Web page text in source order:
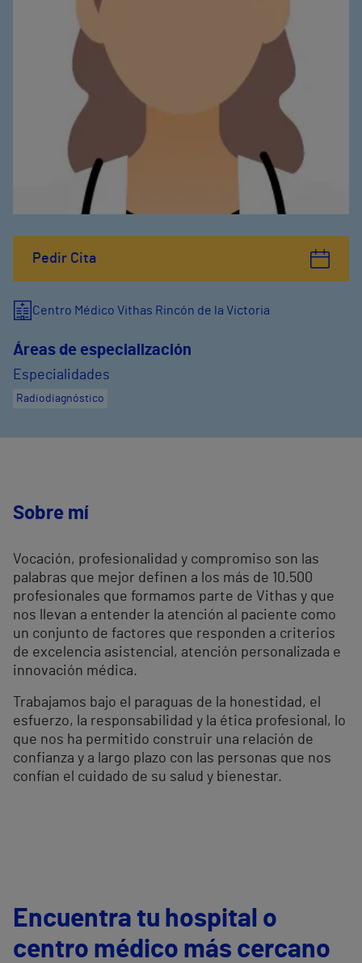
Pedir Cita
Centro Médico Vithas Rincón de la Victoria
Áreas de especialización
Especialidades
Radiodiagnóstico
Sobre mí
Vocación, profesionalidad y compromiso son las
palabras que mejor definen a los más de 10.500
profesionales que formamos parte de Vithas y que
nos llevan a entender la atención al paciente como
un conjunto de factores que responden a criterios
de excelencia asistencial, atención personalizada e
innovación médica.
Trabajamos bajo el paraguas de la honestidad, el
esfuerzo, la responsabilidad y la ética profesional, lo
que nos ha permitido construir una relación de
confianza y a largo plazo con las personas que nos
confían el cuidado de su salud y bienestar.
Encuentra tu hospital o
centro médico más cercano